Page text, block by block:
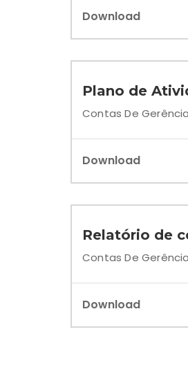
Download
Plano de
Contas De Gerência
Download
Relatório de
Contas De Gerência
Download